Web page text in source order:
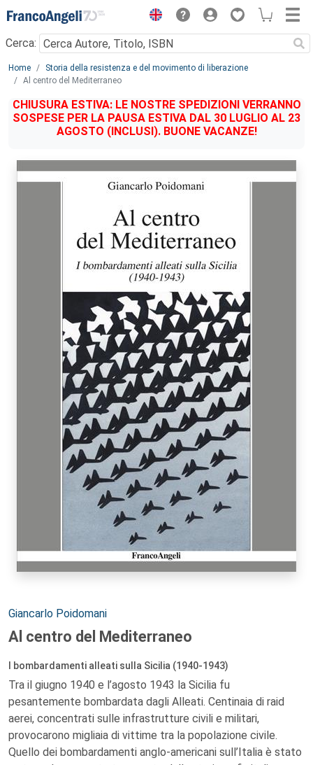
Menu
Cerca:
Main content
Home
Storia della resistenza e del movimento di liberazione
Al centro del Mediterraneo
CHIUSURA ESTIVA: LE NOSTRE SPEDIZIONI VERRANNO
SOSPESE PER LA PAUSA ESTIVA DAL 30 LUGLIO AL 23
AGOSTO (INCLUSI). BUONE VACANZE!
Autori:
Giancarlo Poidomani
Al centro del Mediterraneo
I bombardamenti alleati sulla Sicilia (1940-1943)
Tra il giugno 1940 e l’agosto 1943 la Sicilia fu
pesantemente bombardata dagli Alleati. Centinaia di raid
aerei, concentrati sulle infrastrutture civili e militari,
provocarono migliaia di vittime tra la popolazione civile.
Quello dei bombardamenti anglo-americani sull’Italia è stato